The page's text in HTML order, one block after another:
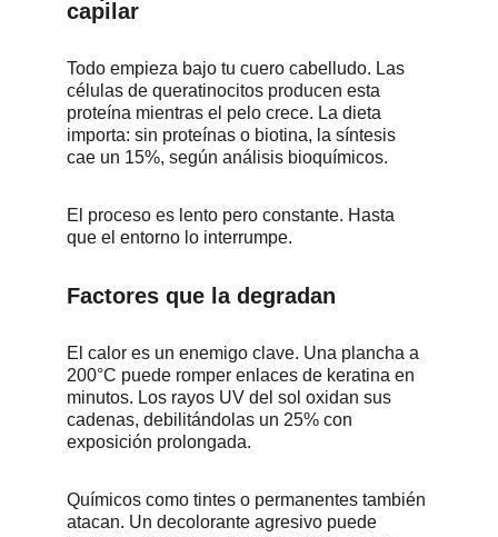
capilar
Todo empieza bajo tu cuero cabelludo. Las
células de queratinocitos producen esta
proteína mientras el pelo crece. La dieta
importa: sin proteínas o biotina, la síntesis
cae un 15%, según análisis bioquímicos.
El proceso es lento pero constante. Hasta
que el entorno lo interrumpe.
Factores que la degradan
El calor es un enemigo clave. Una plancha a
200°C puede romper enlaces de keratina en
minutos. Los rayos UV del sol oxidan sus
cadenas, debilitándolas un 25% con
exposición prolongada.
Químicos como tintes o permanentes también
atacan. Un decolorante agresivo puede